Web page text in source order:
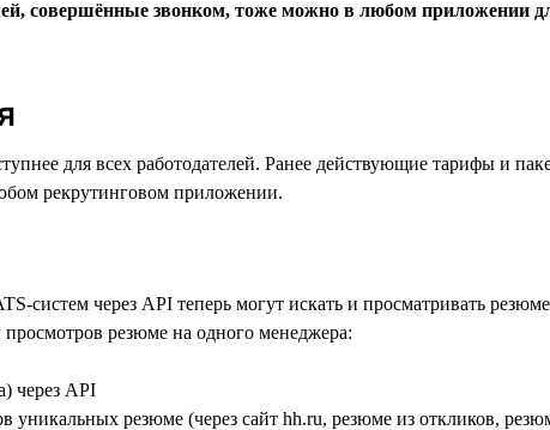
совершённые звонком, тоже можно в любом приложении
для всех работодателей. Ранее действующие тарифы и
рекрутинговом приложении.
систем через API теперь могут искать и просматривать
резюме на одного менеджера:
через API
резюме (через сайт hh.ru, резюме из откликов,